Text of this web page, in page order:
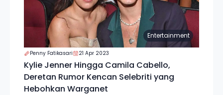
Entertainment
Penny Fatikasari 21 Apr 2023
Kylie Jenner Hingga Camila Cabello,
Deretan Rumor Kencan Selebriti yang
Hebohkan Warganet